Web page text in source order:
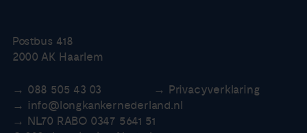
Postbus 418
2000 AK Haarlem
088 505 43 03
Privacyverklaring
info@longkankernederland.nl
NL70 RABO 0347 5641 51